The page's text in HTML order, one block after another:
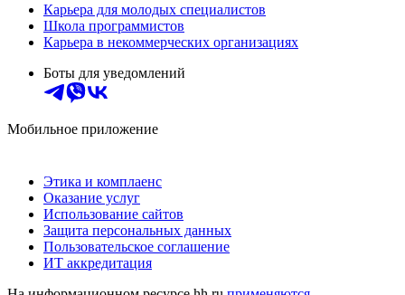
Карьера для молодых специалистов
Школа программистов
Карьера в некоммерческих организациях
Боты для уведомлений
Мобильное приложение
Этика и комплаенс
Оказание услуг
Использование сайтов
Защита персональных данных
Пользовательское соглашение
ИТ аккредитация